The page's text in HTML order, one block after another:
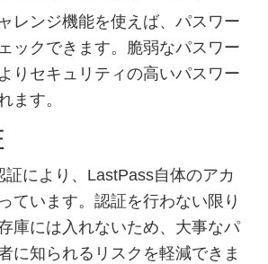
レンジ機能を使えば、パスワー
ックできます。脆弱なパスワー
りセキュリティの高いパスワー
ます。
証により、LastPass自体のアカ
ています。認証を行わない限り
庫には入れないため、大事なパ
に知られるリスクを軽減できま